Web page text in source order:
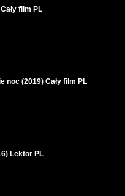
film PL
noc (2019) Cały film PL
Lektor PL